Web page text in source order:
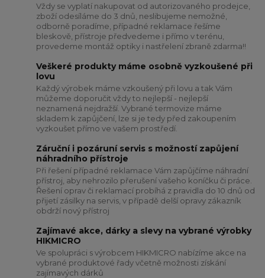
Vždy se vyplatí nakupovat od autorizovaného prodejce,
zboží odesíláme do 3 dnů, neslibujeme nemožné,
odborně poradíme, případné reklamace řešíme
bleskově, přístroje předvedeme i přímo v terénu,
provedeme montáž optiky i nastřelení zbraně zdarma!!
Veškeré produkty máme osobně vyzkoušené při
lovu
Každý výrobek máme vzkoušený při lovu a tak Vám
můžeme doporučit vždy to nejlepší - nejlepší
neznamená nejdražší. Vybrané termovize máme
skladem k zapůjčení, lze si je tedy před zakoupením
vyzkoušet přímo ve vašem prostředí.
Záruční i pozáruní servis s možností zapůjení
náhradního přístroje
Při řešení případné reklamace Vám zapůjčíme náhradní
přístroj, aby nehrozilo přerušení vašeho koníčku či práce.
Řešení oprav či reklamací probíhá z pravidla do 10 dnů od
přijetí zásilky na servis, v případě delší opravy zákazník
obdrží nový přístroj
Zajímavé akce, dárky a slevy na vybrané výrobky
HIKMICRO
Ve spolupráci s výrobcem HIKMICRO nabízíme akce na
vybrané produktové řady včetně možnosti získání
zajímavých dárků